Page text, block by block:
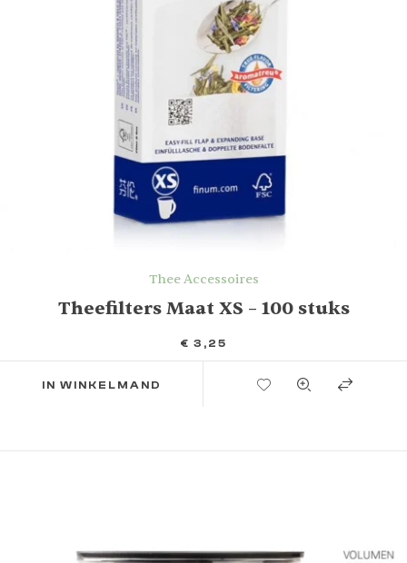
Thee Accessoires
Theefilters Maat XS – 100 stuks
€ 3,25
IN WINKELMAND